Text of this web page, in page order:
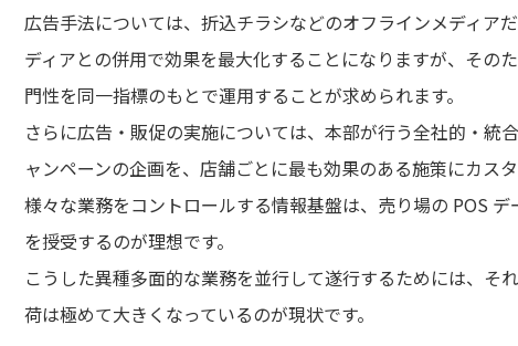
広告手法については、折込チラシなどのオフラインメディア
ディアとの併用で効果を最大化することになりますが、その
門性を同一指標のもとで運用することが求められます。
さらに広告・販促の実施については、本部が行う全社的・統
ャンペーンの企画を、店舗ごとに最も効果のある施策にカス
様々な業務をコントロールする情報基盤は、売り場の POS
を授受するのが理想です。
こうした異種多面的な業務を並行して遂行するためには、
荷は極めて大きくなっているのが現状です。